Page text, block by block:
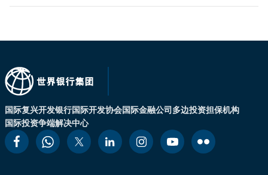
国际复兴开发银行国际开发协会国际金融公司多边投资担保机构
国际投资争端解决中心